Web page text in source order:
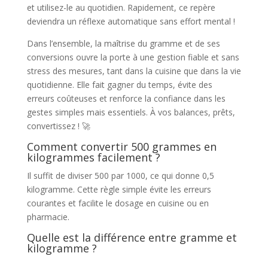
et utilisez-le au quotidien. Rapidement, ce repère
deviendra un réflexe automatique sans effort mental !
Dans l’ensemble, la maîtrise du gramme et de ses
conversions ouvre la porte à une gestion fiable et sans
stress des mesures, tant dans la cuisine que dans la vie
quotidienne. Elle fait gagner du temps, évite des
erreurs coûteuses et renforce la confiance dans les
gestes simples mais essentiels. À vos balances, prêts,
convertissez ! 🚀
Comment convertir 500 grammes en
kilogrammes facilement ?
Il suffit de diviser 500 par 1000, ce qui donne 0,5
kilogramme. Cette règle simple évite les erreurs
courantes et facilite le dosage en cuisine ou en
pharmacie.
Quelle est la différence entre gramme et
kilogramme ?